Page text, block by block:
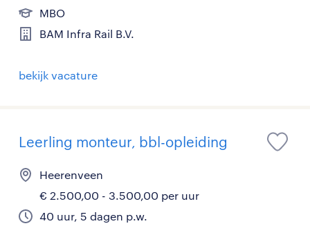
MBO
BAM Infra Rail B.V.
bekijk vacature
Leerling monteur, bbl-opleiding
Heerenveen
€ 2.500,00 - 3.500,00 per uur
40 uur, 5 dagen p.w.